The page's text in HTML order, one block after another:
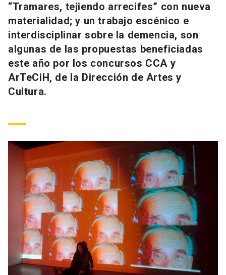
Académicos
Personal
Alumni launch
Padres y familia
Admisión launch
Mi Cuenta UC launch
Correo UC launch
Mi Portal UC launch
Donaciones
“Tramares, tejiendo arrecifes” con nueva
materialidad; y un trabajo escénico e
interdisciplinar sobre la demencia, son
algunas de las propuestas beneficiadas
este año por los concursos CCA y
ArTeCiH, de la Dirección de Artes y
Cultura.